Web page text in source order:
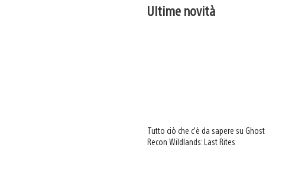
Ultime novità
Tutto ciò che c’è da sapere su Ghost
Recon Wildlands: Last Rites